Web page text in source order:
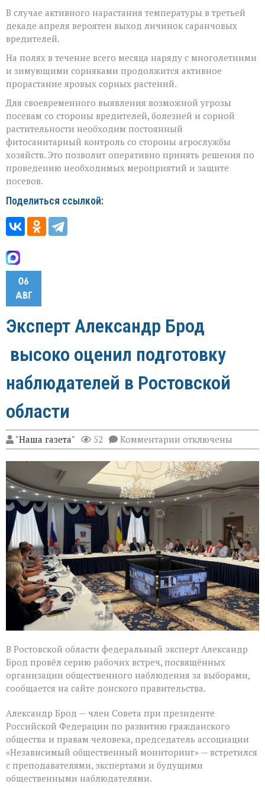
В случае активного нарастания температуры в третьей
декаде апреля вероятен выход личинок саранчовых
вредителей.
На полях в течение всего месяца наряду с многолетними
и зимующими сорняками продолжится активное
прорастание яровых сорных растений.
Для своевременного выявления возможной угрозы
посевам со стороны вредителей, болезней и сорной
растительности необходим постоянный
фитосанитарный контроль со стороны агрослужбы
хозяйств. Это позволит оперативно принять решения по
проведению необходимых мероприятий и защите
посевов.
Поделиться ссылкой:
06
АВГ
Эксперт Александр Брод
высоко оценил подготовку
наблюдателей в Ростовской
области
"Наша газета" 52 Комментарии к
записи
Эксперт
Александр
Брод
высоко
оценил
подготовку
наблюдателей
Ростовской
области
отключены
В Ростовской области федеральный эксперт Александр
Брод провёл серию рабочих встреч, посвящённых
организации общественного наблюдения за выборами,
сообщается на сайте донского правительства.
Александр Брод — член Совета при президенте
Российской Федерации по развитию гражданского
общества и правам человека, председатель ассоциации
«Независимый общественный мониторинг» — встретился
с преподавателями, экспертами и будущими
общественными наблюдателями.